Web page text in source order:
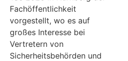
Fachöffentlichkeit
vorgestellt, wo es auf
großes Interesse bei
Vertretern von
Sicherheitsbehörden und